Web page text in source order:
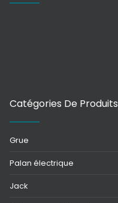
Catégories De Produits
Grue
Palan électrique
Jack